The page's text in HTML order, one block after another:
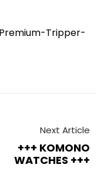
Next Article
+++ KOMONO
WATCHES +++